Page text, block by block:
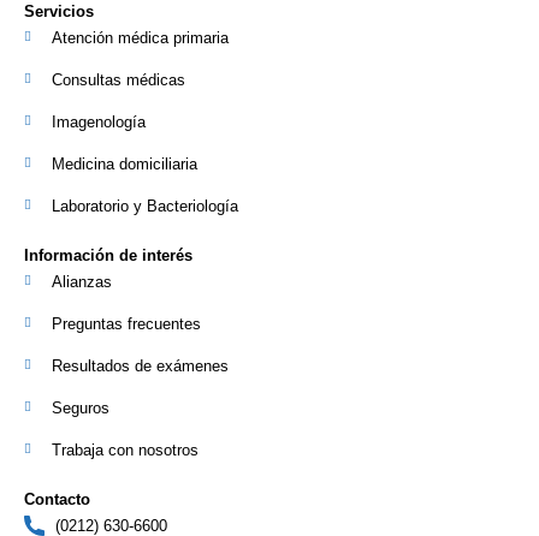
Servicios
Atención médica primaria
Consultas médicas
Imagenología
Medicina domiciliaria
Laboratorio y Bacteriología
Información de interés
Alianzas
Preguntas frecuentes
Resultados de exámenes
Seguros
Trabaja con nosotros
Contacto
(0212) 630-6600